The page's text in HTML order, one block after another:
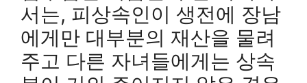
서는, 피상속인이 생전에 장남
에게만 대부분의 재산을 물려
주고 다른 자녀들에게는 상속